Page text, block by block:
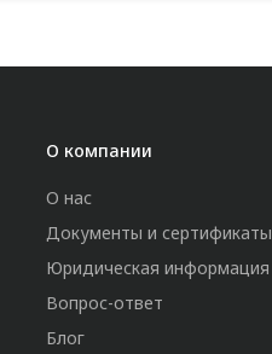
О компании
О нас
Документы и сертификаты
Юридическая информация
Вопрос-ответ
Блог